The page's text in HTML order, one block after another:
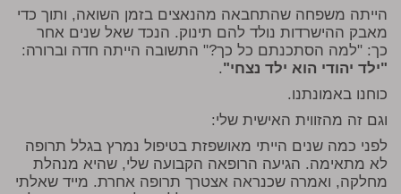
הייתה משפחה שהתחבאה מהנאצים בזמן השואה, ותוך כדי
מאבק ההישרדות נולד להם תינוק. הנכד שאל שנים אחר
כך: "למה הסתכנתם כל כך?" התשובה הייתה חדה וברורה:
"ילד יהודי הוא ילד נצחי".
כוחנו באמונתנו.
וגם זה מהזווית האישית שלי:
לפני כמה שנים הייתי מאושפזת בטיפול נמרץ בגלל תרופה
לא מתאימה. הגיעה הרופאה הקבועה שלי, שהיא מנהלת
מחלקה, ואמרה שכנראה אצטרך תרופה אחרת. מייד שאלתי